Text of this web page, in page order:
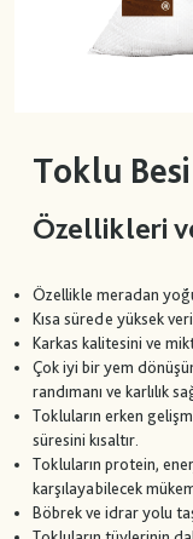
Toklu
Özellikleri
Özellikle meradan
Kısa sürede yüksek
Karkas kalitesini ve
Çok iyi bir yem
randımanı ve karlılık
Tokluların erken
süresini kısaltır.
Tokluların protein,
karşılayabilecek
Böbrek ve idrar yolu